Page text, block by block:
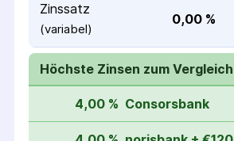
Zinssatz
(variabel)
0,00 %
Höchste Zinsen zum Vergleich
4,00 % Consorsbank